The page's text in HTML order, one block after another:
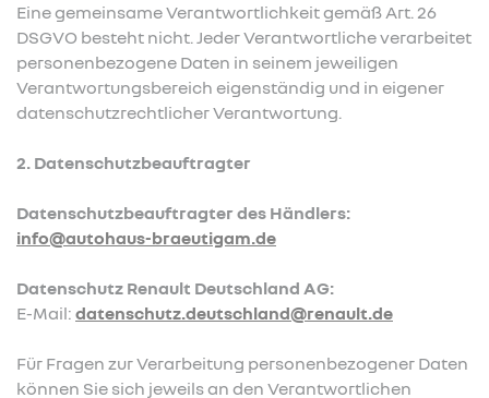
Eine gemeinsame Verantwortlichkeit gemäß Art. 26
DSGVO besteht nicht. Jeder Verantwortliche verarbeitet
personenbezogene Daten in seinem jeweiligen
Verantwortungsbereich eigenständig und in eigener
datenschutzrechtlicher Verantwortung.
2. Datenschutzbeauftragter
Datenschutzbeauftragter des Händlers:
info@autohaus-braeutigam.de
Datenschutz Renault Deutschland AG:
E-Mail: datenschutz.deutschland@renault.de
Für Fragen zur Verarbeitung personenbezogener Daten
können Sie sich jeweils an den Verantwortlichen